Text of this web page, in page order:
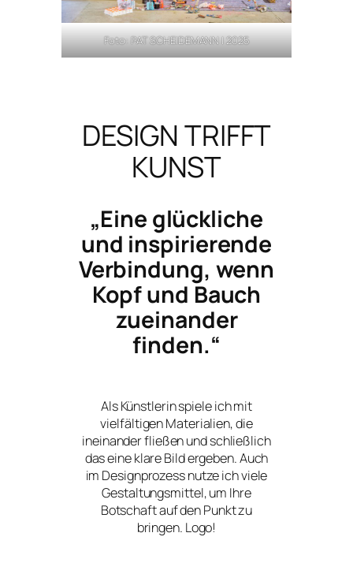
Foto: PAT SCHEIDEMANN | 2025
DESIGN TRIFFT
KUNST
„Eine glückliche
und inspirierende
Verbindung, wenn
Kopf und Bauch
zueinander
finden.“
Als Künstlerin spiele ich mit
vielfältigen Materialien, die
ineinander fließen und schließlich
das eine klare Bild ergeben. Auch
im Designprozess nutze ich viele
Gestaltungsmittel, um Ihre
Botschaft auf den Punkt zu
bringen. Logo!